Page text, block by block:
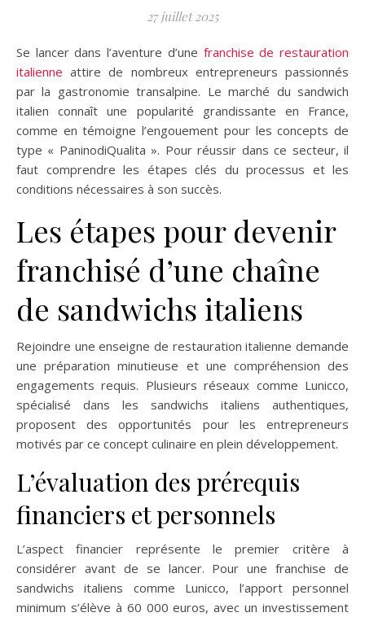
27 juillet 2025
Se lancer dans l’aventure d’une franchise de restauration
italienne attire de nombreux entrepreneurs passionnés
par la gastronomie transalpine. Le marché du sandwich
italien connaît une popularité grandissante en France,
comme en témoigne l’engouement pour les concepts de
type « PaninodiQualita ». Pour réussir dans ce secteur, il
faut comprendre les étapes clés du processus et les
conditions nécessaires à son succès.
Les étapes pour devenir
franchisé d’une chaîne
de sandwichs italiens
Rejoindre une enseigne de restauration italienne demande
une préparation minutieuse et une compréhension des
engagements requis. Plusieurs réseaux comme Lunicco,
spécialisé dans les sandwichs italiens authentiques,
proposent des opportunités pour les entrepreneurs
motivés par ce concept culinaire en plein développement.
L’évaluation des prérequis
financiers et personnels
L’aspect financier représente le premier critère à
considérer avant de se lancer. Pour une franchise de
sandwichs italiens comme Lunicco, l’apport personnel
minimum s’élève à 60 000 euros, avec un investissement